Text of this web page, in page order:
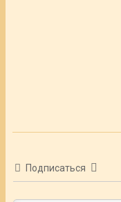
Подписаться